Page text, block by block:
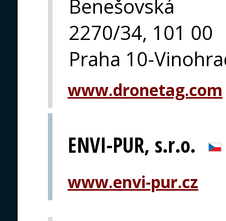
Benešovská
2270/34, 101 00
Praha 10-
www.dronetag.com
ENVI-PUR, s.r.o.
www.envi-pur.cz